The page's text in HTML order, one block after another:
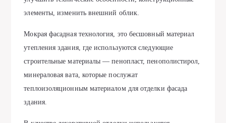
элементы, изменить внешний облик.
Мокрая фасадная технология, это бесшовный материал
утепления здания, где используются следующие
строительные материалы — пенопласт, пенополистирол,
минераловая вата, которые послужат
теплоизоляционным материалом для отделки фасада
здания.